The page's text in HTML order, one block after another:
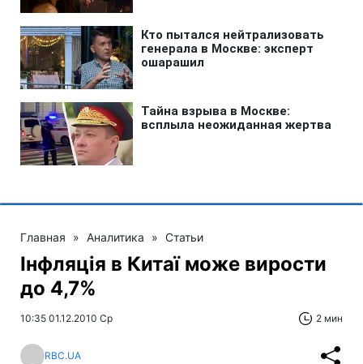
Главная » Аналитика » Статьи
Інфляція в Китаї може вирости
до 4,7%
10:35 01.12.2010 Ср 2 мин
RBC.UA